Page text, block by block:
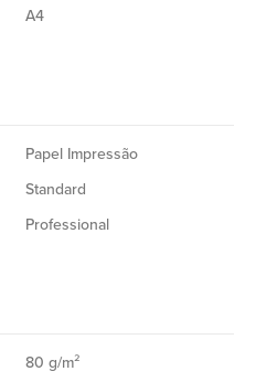
A4
Papel Impressão
Standard
Professional
80 g/m²